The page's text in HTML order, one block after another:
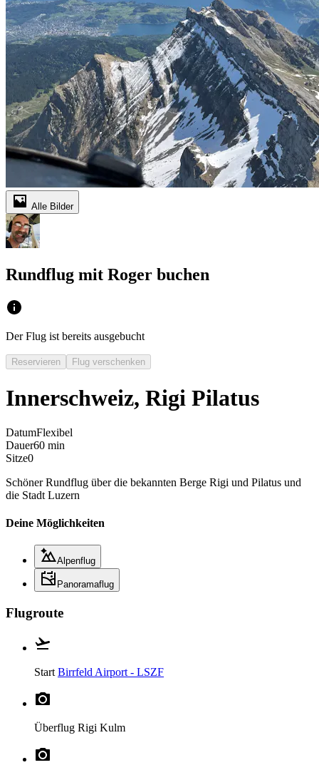
Alle Bilder
Rundflug mit Roger buchen
Der Flug ist bereits ausgebucht
Reservieren Flug verschenken
Innerschweiz, Rigi Pilatus
DatumFlexibel
Dauer60 min
Sitze0
Schöner Rundflug über die bekannten Berge Rigi und Pilatus und
die Stadt Luzern
Deine Möglichkeiten
Alpenflug
Panoramaflug
Flugroute
Start Birrfeld Airport - LSZF
Überflug Rigi Kulm